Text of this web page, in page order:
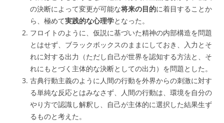
の決断によって変更が可能な将来の目的に着目することか
ら、極めて実践的な心理学となった。
フロイトのように、仮説に基づいた精神の内部構造を問題
とはせず、ブラックボックスのままにしておき、入力とそ
れに対する出力（ただし自己が世界を認知する方法と、そ
れにもとづく主体的な決断としての出力）を問題とした。
古典行動主義のように人間の行動を外界からの刺激に対す
る単純な反応とはみなさず、人間の行動は、環境を自分の
やり方で認識し解釈し、自己が主体的に選択した結果生ず
るものと考えた。